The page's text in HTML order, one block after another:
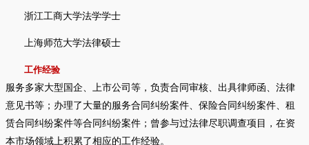
浙江工商大学法学学士
上海师范大学法律硕士
工作经验
服务多家大型国企、上市公司等，负责合同审核、出具律师函、法律
意见书等；办理了大量的服务合同纠纷案件、保险合同纠纷案件、租
赁合同纠纷案件等合同纠纷案件；曾参与过法律尽职调查项目，在资
本市场领域上积累了相应的工作经验。